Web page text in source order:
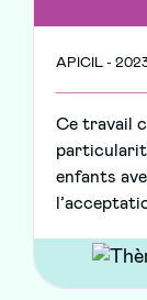
APICIL -
Ce travail
enfants